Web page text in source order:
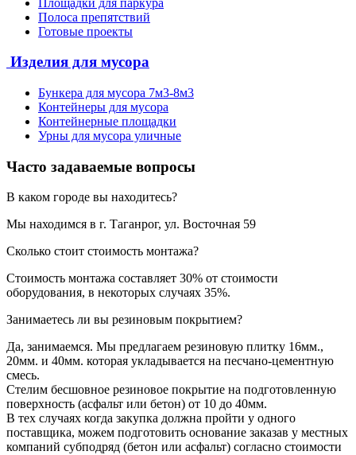
Полоса препятствий
Готовые проекты
Изделия для мусора
Бункера для мусора 7м3-8м3
Контейнеры для мусора
Контейнерные площадки
Урны для мусора уличные
Часто задаваемые вопросы
В каком городе вы находитесь?
Мы находимся в г. Таганрог, ул. Восточная 59
Сколько стоит стоимость монтажа?
Стоимость монтажа составляет 30% от стоимости
оборудования, в некоторых случаях 35%.
Занимаетесь ли вы резиновым покрытием?
Да, занимаемся. Мы предлагаем резиновую плитку 16мм.,
20мм. и 40мм. которая укладывается на песчано-цементную
смесь.
Стелим бесшовное резиновое покрытие на подготовленную
поверхность (асфальт или бетон) от 10 до 40мм.
В тех случаях когда закупка должна пройти у одного
поставщика, можем подготовить основание заказав у местных
компаний субподряд (бетон или асфальт) согласно стоимости